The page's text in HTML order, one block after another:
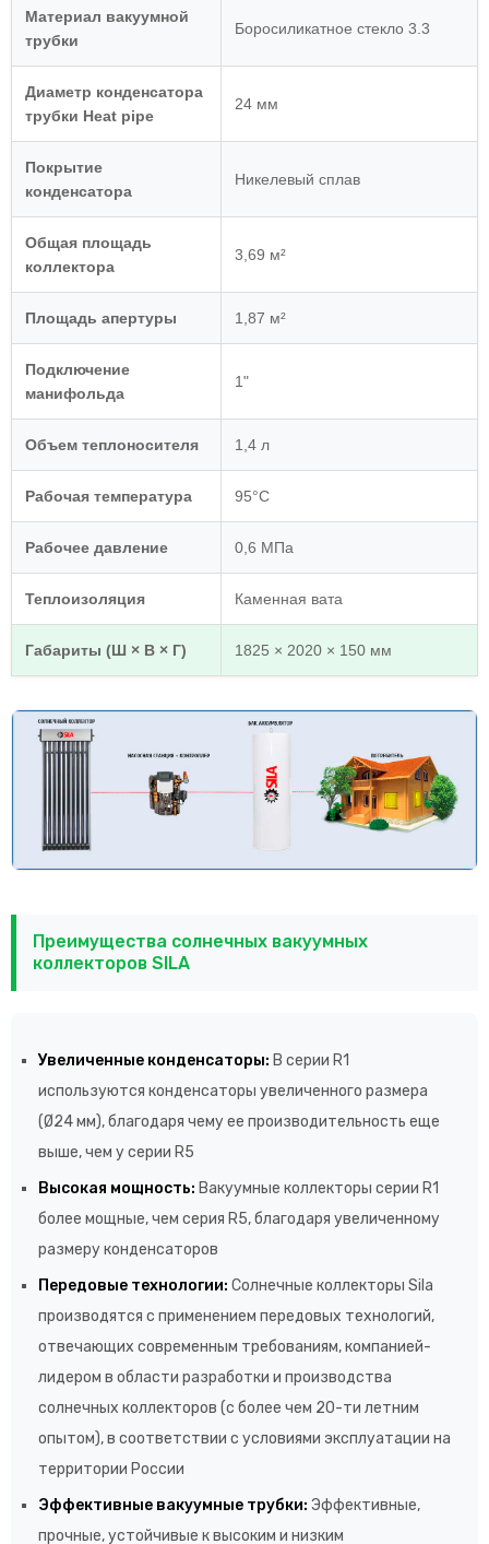
Материал вакуумной
трубки
Боросиликатное стекло 3.3
Диаметр конденсатора
трубки Heat pipe
24 мм
Покрытие
конденсатора
Никелевый сплав
Общая площадь
коллектора
3,69 м²
Площадь апертуры 1,87 м²
Подключение
манифольда
1"
Объем теплоносителя 1,4 л
Рабочая температура 95°С
Рабочее давление 0,6 МПа
Теплоизоляция Каменная вата
Габариты (Ш × В × Г) 1825 × 2020 × 150 мм
Преимущества солнечных вакуумных
коллекторов SILA
Увеличенные конденсаторы: В серии R1
используются конденсаторы увеличенного размера
(Ø24 мм), благодаря чему ее производительность еще
выше, чем у серии R5
Высокая мощность: Вакуумные коллекторы серии R1
более мощные, чем серия R5, благодаря увеличенному
размеру конденсаторов
Передовые технологии: Солнечные коллекторы Sila
производятся с применением передовых технологий,
отвечающих современным требованиям, компанией-
лидером в области разработки и производства
солнечных коллекторов (с более чем 20-ти летним
опытом), в соответствии с условиями эксплуатации на
территории России
Эффективные вакуумные трубки: Эффективные,
прочные, устойчивые к высоким и низким